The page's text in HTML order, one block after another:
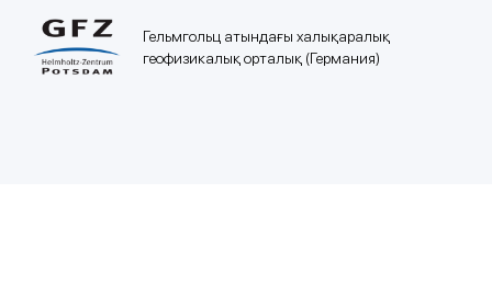
Гельмгольц атындағы халықаралық
геофизикалық орталық (Германия)